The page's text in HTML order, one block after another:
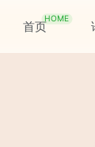
首页
HOME